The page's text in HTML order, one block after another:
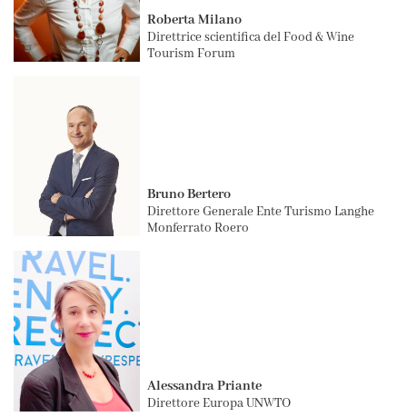
Roberta Milano
Direttrice scientifica del Food & Wine
Tourism Forum
Bruno Bertero
Direttore Generale Ente Turismo Langhe
Monferrato Roero
Alessandra Priante
Direttore Europa UNWTO